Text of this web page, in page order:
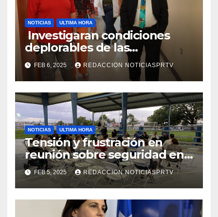
NOTICIAS ULTIMA HORA
Investigaran condiciones
deplorables de las
facilidades el Departamento
de la Salud en Mayagüez
FEB 6, 2025 REDACCION NOTICIASPRTV
NOTICIAS ULTIMA HORA
Tensión y frustración en
reunión sobre seguridad en
Reparto Metropolitano
FEB 5, 2025 REDACCION NOTICIASPRTV